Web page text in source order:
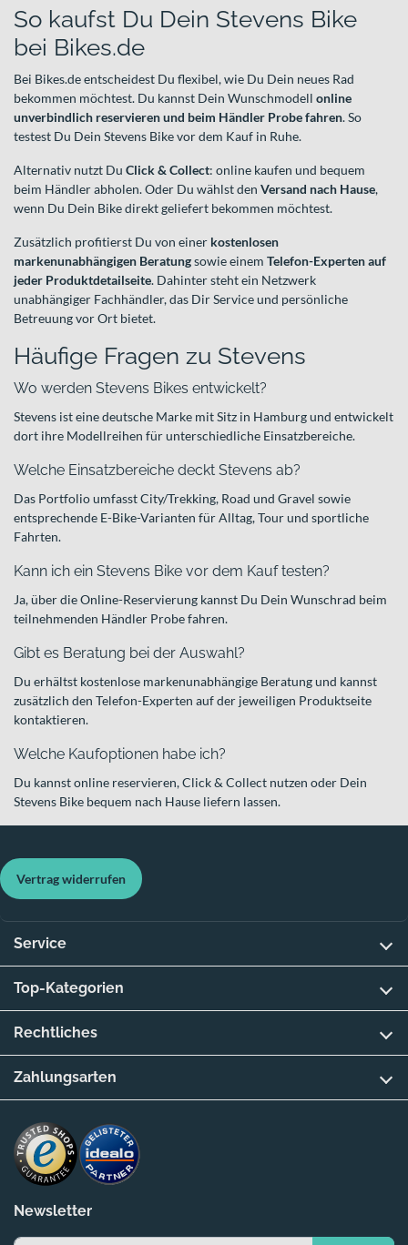
So kaufst Du Dein Stevens Bike
bei Bikes.de
Bei Bikes.de entscheidest Du flexibel, wie Du Dein neues Rad
bekommen möchtest. Du kannst Dein Wunschmodell online
unverbindlich reservieren und beim Händler Probe fahren. So
testest Du Dein Stevens Bike vor dem Kauf in Ruhe.
Alternativ nutzt Du Click & Collect: online kaufen und bequem
beim Händler abholen. Oder Du wählst den Versand nach Hause,
wenn Du Dein Bike direkt geliefert bekommen möchtest.
Zusätzlich profitierst Du von einer kostenlosen
markenunabhängigen Beratungsowie einem Telefon-Experten auf
jeder Produktdetailseite. Dahinter steht ein Netzwerk
unabhängiger Fachhändler, das Dir Service und persönliche
Betreuung vor Ort bietet.
Häufige Fragen zu Stevens
Wo werden Stevens Bikes entwickelt?
Stevens ist eine deutsche Marke mit Sitz in Hamburg und entwickelt
dort ihre Modellreihen für unterschiedliche Einsatzbereiche.
Welche Einsatzbereiche deckt Stevens ab?
Das Portfolio umfasst City/Trekking, Road und Gravel sowie
entsprechende E-Bike-Varianten für Alltag, Tour und sportliche
Fahrten.
Kann ich ein Stevens Bike vor dem Kauf testen?
Ja, über die Online-Reservierung kannst Du Dein Wunschrad beim
teilnehmenden Händler Probe fahren.
Gibt es Beratung bei der Auswahl?
Du erhältst kostenlose markenunabhängige Beratung und kannst
zusätzlich den Telefon-Experten auf der jeweiligen Produktseite
kontaktieren.
Welche Kaufoptionen habe ich?
Du kannst online reservieren, Click & Collect nutzen oder Dein
Stevens Bike bequem nach Hause liefern lassen.
Newsletter
Vertrag widerrufen
Service
Top-Kategorien
Rechtliches
Zahlungsarten